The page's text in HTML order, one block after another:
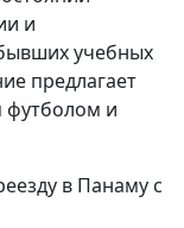
и
учебных
предлагает
футболом и
в Панаму с